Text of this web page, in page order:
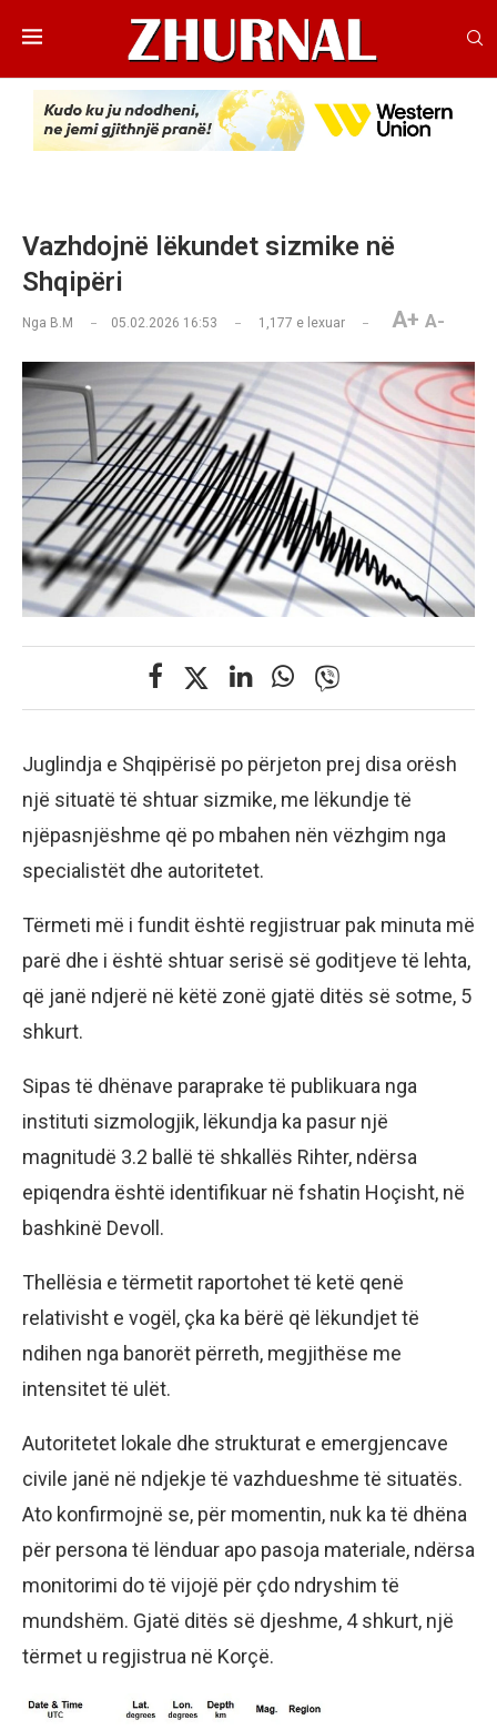
Vazhdojnë lëkundet sizmike në
Shqipëri
Nga B.M 05.02.2026 16:53 1,177 e lexuar A+ A-
Juglindja e Shqipërisë po përjeton prej disa orësh
një situatë të shtuar sizmike, me lëkundje të
njëpasnjëshme që po mbahen nën vëzhgim nga
specialistët dhe autoritetet.
Tërmeti më i fundit është regjistruar pak minuta më
parë dhe i është shtuar serisë së goditjeve të lehta,
që janë ndjerë në këtë zonë gjatë ditës së sotme, 5
shkurt.
Sipas të dhënave paraprake të publikuara nga
instituti sizmologjik, lëkundja ka pasur një
magnitudë 3.2 ballë të shkallës Rihter, ndërsa
epiqendra është identifikuar në fshatin Hoçisht, në
bashkinë Devoll.
Thellësia e tërmetit raportohet të ketë qenë
relativisht e vogël, çka ka bërë që lëkundjet të
ndihen nga banorët përreth, megjithëse me
intensitet të ulët.
Autoritetet lokale dhe strukturat e emergjencave
civile janë në ndjekje të vazhdueshme të situatës.
Ato konfirmojnë se, për momentin, nuk ka të dhëna
për persona të lënduar apo pasoja materiale, ndërsa
monitorimi do të vijojë për çdo ndryshim të
mundshëm. Gjatë ditës së djeshme, 4 shkurt, një
tërmet u regjistrua në Korçë.